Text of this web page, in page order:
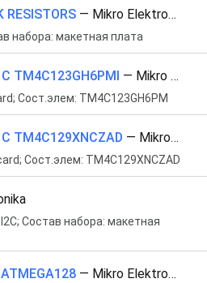
RESISTORS — Mikro Elektronika
набора: макетная плата
C TM4C123GH6PMI — Mikro Elektronika
Сост.элем: TM4C123GH6PM
TM4C129XNCZAD — Mikro Elektronika
Сост.элем: TM4C129XNCZAD
Состав набора: макетная
— Mikro Elektronika